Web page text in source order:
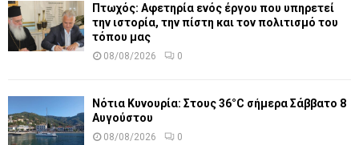
Πτωχός: Αφετηρία ενός έργου που υπηρετεί
την ιστορία, την πίστη και τον πολιτισμό του
τόπου μας
08/08/2026 0
Νότια Κυνουρία: Στους 36°C σήμερα Σάββατο 8
Αυγούστου
08/08/2026 0